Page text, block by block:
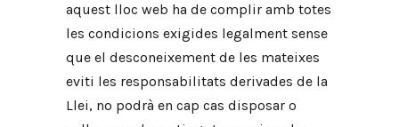
aquest lloc web ha de complir amb totes
les condicions exigides legalment sense
que el desconeixement de les mateixes
eviti les responsabilitats derivades de la
Llei, no podrà en cap cas disposar o